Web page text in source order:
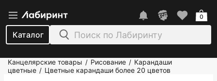
Каталог
0
Канцелярские товары / Рисование / Карандаши
цветные / Цветные карандаши более 20 цветов